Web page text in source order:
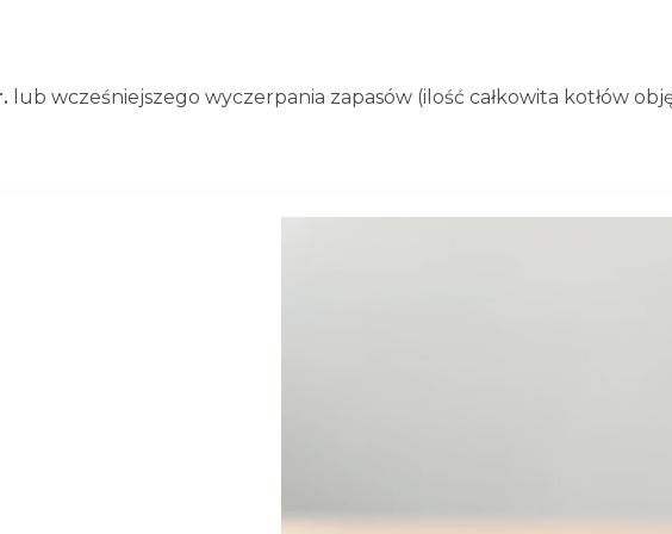
lub wcześniejszego wyczerpania zapasów (ilość całkowita kotłów